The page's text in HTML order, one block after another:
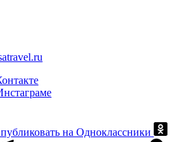
на Одноклассники